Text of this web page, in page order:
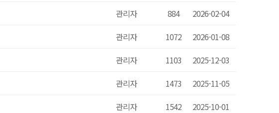
관리자 884
2026-02-04
관리자 1072
2026-01-08
관리자 1103
2025-12-03
관리자 1473
2025-11-05
관리자 1542
2025-10-01